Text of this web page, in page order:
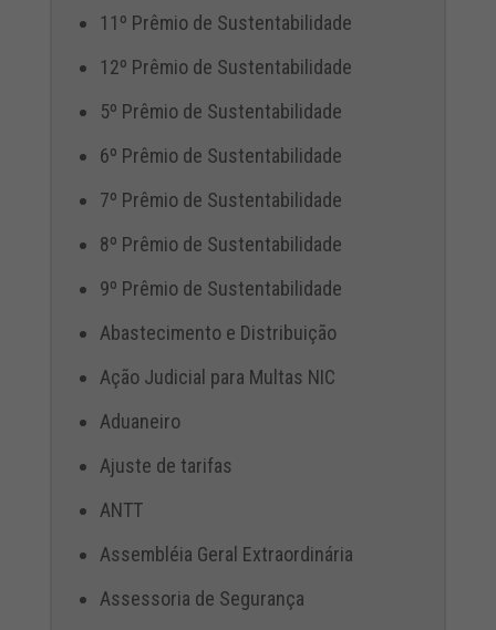
11º Prêmio de Sustentabilidade
12º Prêmio de Sustentabilidade
5º Prêmio de Sustentabilidade
6º Prêmio de Sustentabilidade
7º Prêmio de Sustentabilidade
8º Prêmio de Sustentabilidade
9º Prêmio de Sustentabilidade
Abastecimento e Distribuição
Ação Judicial para Multas NIC
Aduaneiro
Ajuste de tarifas
ANTT
Assembléia Geral Extraordinária
Assessoria de Segurança